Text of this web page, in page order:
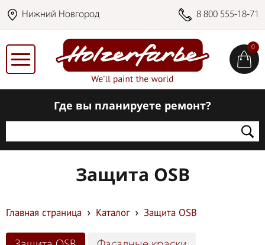
Нижний Новгород 8 800 555-18-71
0
Где вы планируете ремонт?
Защита OSB
Главная страница Каталог Защита OSB